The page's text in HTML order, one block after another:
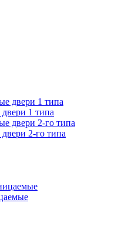
1 типа
2-го типа